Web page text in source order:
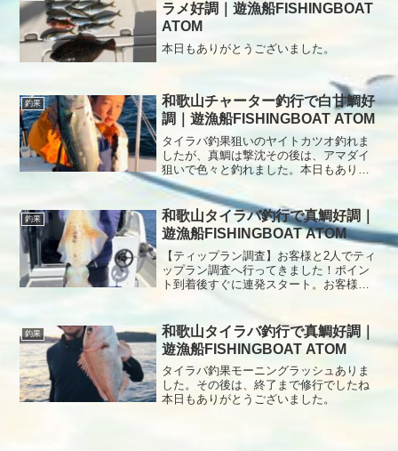
ラメ好調｜遊漁船FISHINGBOAT
ATOM
本日もありがとうございました。
釣果
和歌山チャーター釣行で白甘鯛好
調｜遊漁船FISHINGBOAT ATOM
タイラバ釣果狙いのヤイトカツオ釣れま
したが、真鯛は撃沈その後は、アマダイ
狙いで色々と釣れました。本日もありが
とうございました。
釣果
和歌山タイラバ釣行で真鯛好調｜
遊漁船FISHINGBOAT ATOM
【ティップラン調査】お客様と2人でティ
ップラン調査へ行ってきました！ポイン
ト到着後すぐに連発スタート。お客様は
スサイズを4杯キャッチ！その後は潮待ち
を兼ねてタイラバへ移動し、良型真鯛も
ポツポツ追加。再びティップランポイン
トへ入り直すと…突然ドラグ音が鳴り響
き、竿が弓なりに！慎重なやり取りの
末、上がってきたのは見事な2キロUP！
釣果
和歌山タイラバ釣行で真鯛好調｜
遊漁船FISHINGBOAT ATOM
タイラバ釣果モーニングラッシュありま
した。その後は、終了まで修行でしたね
本日もありがとうございました。